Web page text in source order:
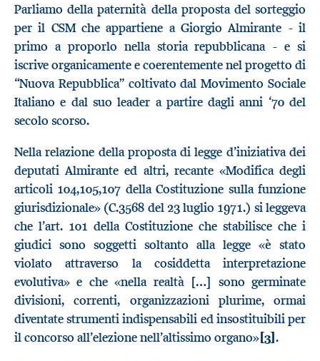
Parliamo della paternità della proposta del sorteggio
per il CSM che appartiene a Giorgio Almirante - il
primo a proporlo nella storia repubblicana - e si
iscrive organicamente e coerentemente nel progetto di
“Nuova Repubblica” coltivato dal Movimento Sociale
Italiano e dal suo leader a partire dagli anni ‘70 del
secolo scorso.
Nella relazione della proposta di legge d’iniziativa dei
deputati Almirante ed altri, recante «Modifica degli
articoli 104,105,107 della Costituzione sulla funzione
giurisdizionale» (C.3568 del 23 luglio 1971.) si leggeva
che l’art. 101 della Costituzione che stabilisce che i
giudici sono soggetti soltanto alla legge «è stato
violato attraverso la cosiddetta interpretazione
evolutiva» e che «nella realtà […] sono germinate
divisioni, correnti, organizzazioni plurime, ormai
diventate strumenti indispensabili ed insostituibili per
il concorso all’elezione nell’altissimo organo»[3].